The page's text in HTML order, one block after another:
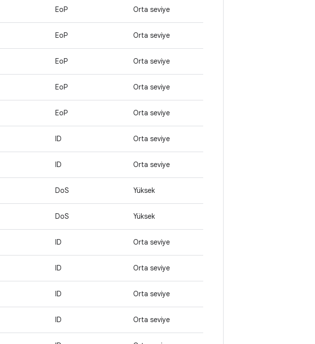
EoP Orta seviye
EoP Orta seviye
EoP Orta seviye
EoP Orta seviye
EoP Orta seviye
ID Orta seviye
ID Orta seviye
DoS Yüksek
DoS Yüksek
ID Orta seviye
ID Orta seviye
ID Orta seviye
ID Orta seviye